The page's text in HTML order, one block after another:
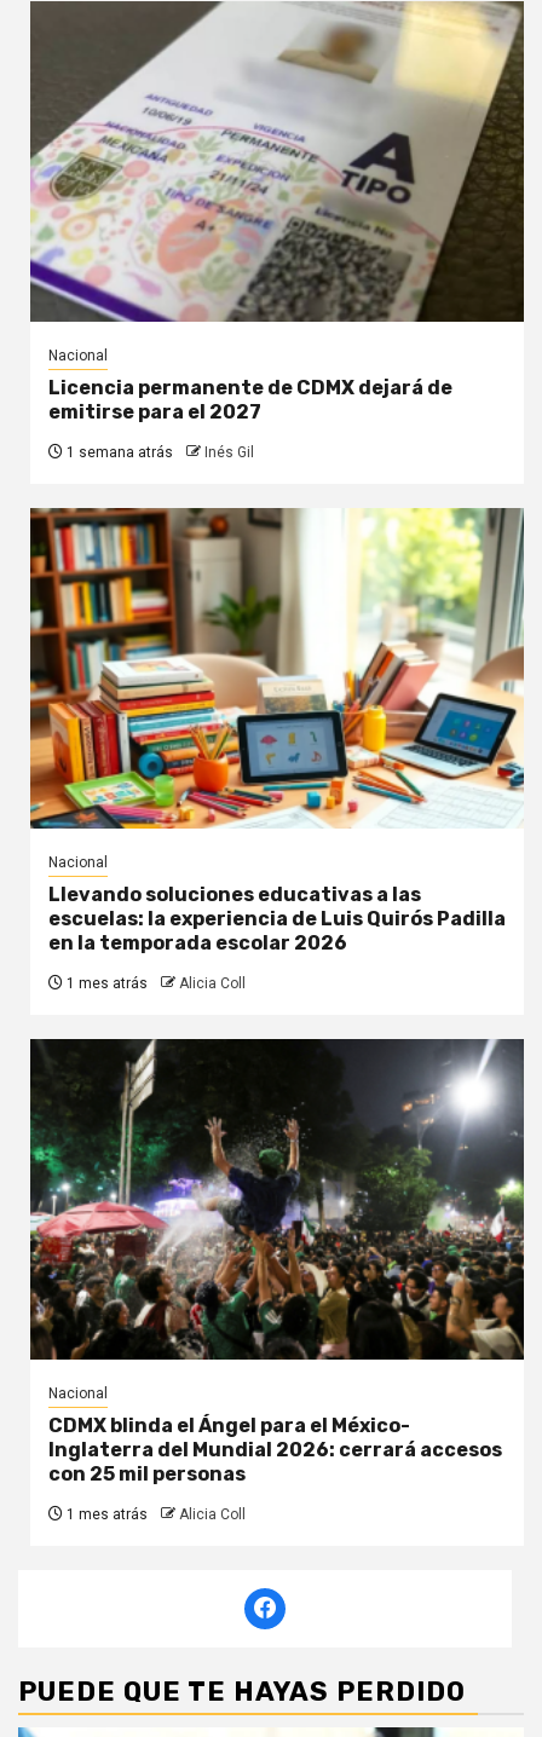
Nacional
Licencia permanente de CDMX dejará de
emitirse para el 2027
1 semana atrás Inés Gil
Nacional
Llevando soluciones educativas a las
escuelas: la experiencia de Luis Quirós Padilla
en la temporada escolar 2026
1 mes atrás Alicia Coll
Nacional
CDMX blinda el Ángel para el México-
Inglaterra del Mundial 2026: cerrará accesos
con 25 mil personas
1 mes atrás Alicia Coll
PUEDE QUE TE HAYAS PERDIDO